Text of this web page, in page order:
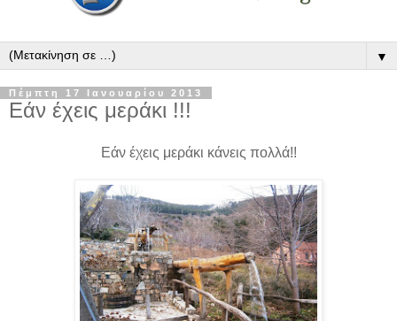
▼
Πέμπτη 17 Ιανουαρίου 2013
Εάν έχεις μεράκι !!!
Εάνέχεις μεράκι κάνεις πολλά!!